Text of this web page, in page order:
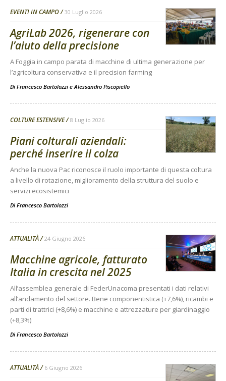
EVENTI IN CAMPO 30 Luglio 2026
AgriLab 2026, rigenerare con
l’aiuto della precisione
A Foggia in campo parata di macchine di ultima generazione per
l’agricoltura conservativa e il precision farming
Di Francesco Bartolozzi eAlessandro Piscopiello
COLTURE ESTENSIVE 8 Luglio 2026
Piani colturali aziendali:
perché inserire il colza
Anche la nuova Pac riconosce il ruolo importante di questa coltura
a livello di rotazione, miglioramento della struttura del suolo e
servizi ecosistemici
Di Francesco Bartolozzi
ATTUALITÀ 24 Giugno 2026
Macchine agricole, fatturato
Italia in crescita nel 2025
All’assemblea generale di FederUnacoma presentati i dati relativi
all’andamento del settore. Bene componentistica (+7,6%), ricambi e
parti di trattrici (+8,6%) e macchine e attrezzature per giardinaggio
(+8,3%)
Di Francesco Bartolozzi
ATTUALITÀ 6 Giugno 2026